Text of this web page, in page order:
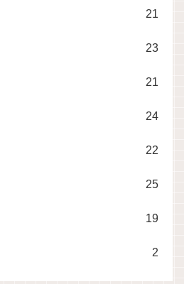
21
23
21
24
22
25
19
2